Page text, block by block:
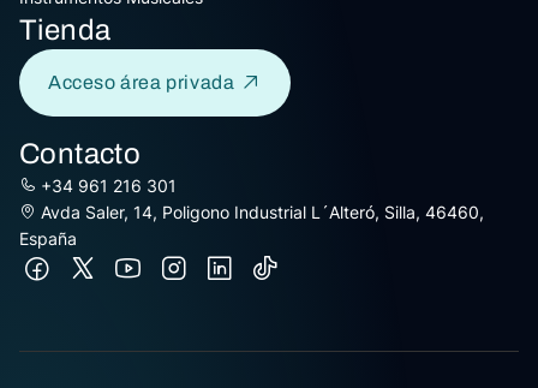
Tienda
Acceso área privada
Contacto
+34 961 216 301
Avda Saler, 14, Poligono Industrial L´Alteró, Silla, 46460,
España